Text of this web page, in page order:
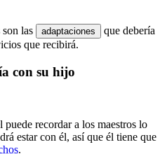
son las adaptaciones
que debería
que recibirá.
con su hijo
puede recordar a los maestros lo
estar con él, así que él tiene que
.